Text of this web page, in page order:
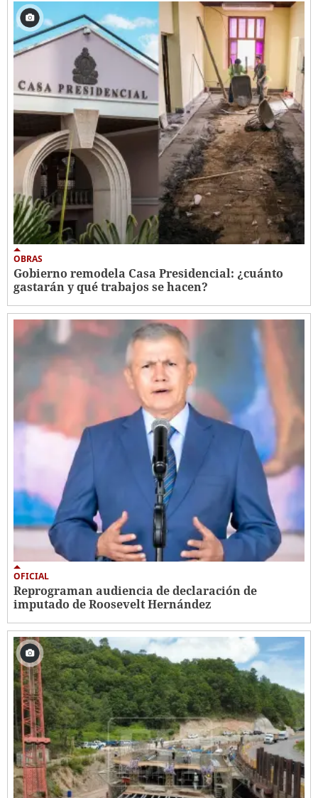
OBRAS
Gobierno remodela Casa Presidencial: ¿cuánto
gastarán y qué trabajos se hacen?
OFICIAL
Reprograman audiencia de declaración de
imputado de Roosevelt Hernández